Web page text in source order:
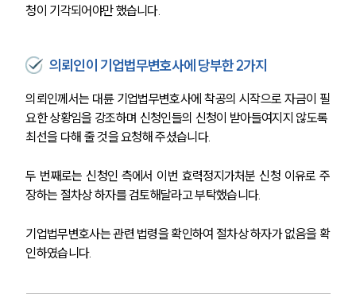
청이 기각되어야만 했습니다.
의뢰인이 기업법무변호사에 당부한 2가지
의뢰인께서는 대륜 기업법무변호사에 착공의 시작으로 자금이 필
요한 상황임을 강조하며 신청인들의 신청이 받아들여지지 않도록
최선을 다해 줄 것을 요청해 주셨습니다.
두 번째로는 신청인 측에서 이번 효력정지가처분 신청 이유로 주
장하는 절차상 하자를 검토해달라고 부탁했습니다.
기업법무변호사는 관련 법령을 확인하여 절차상 하자가 없음을 확
인하였습니다.